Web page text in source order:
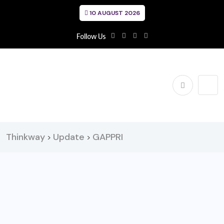
10 AUGUST 2026
Follow Us
Thinkway > Update > GAPPRI